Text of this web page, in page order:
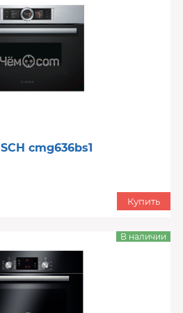
cmg636bs1
Купить
В наличии